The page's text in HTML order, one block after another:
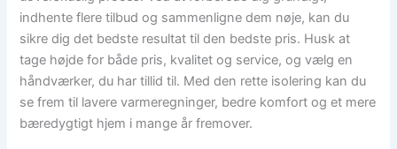
indhente flere tilbud og sammenligne dem nøje, kan du
sikre dig det bedste resultat til den bedste pris. Husk at
tage højde for både pris, kvalitet og service, og vælg en
håndværker, du har tillid til. Med den rette isolering kan du
se frem til lavere varmeregninger, bedre komfort og et mere
bæredygtigt hjem i mange år fremover.